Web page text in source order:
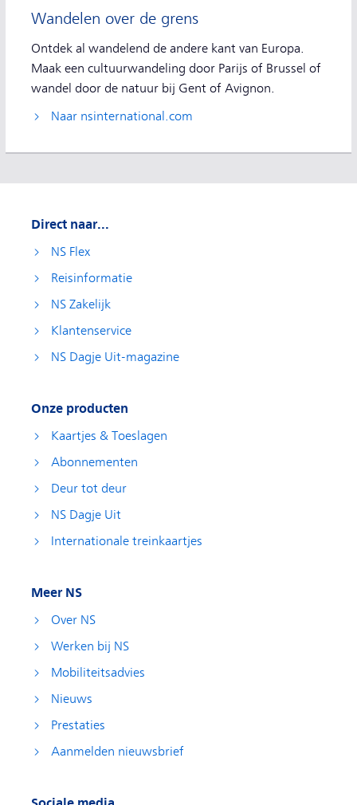
Wandelen over de grens
Ontdek al wandelend de andere kant van Europa.
Maak een cultuurwandeling door Parijs of Brussel of
wandel door de natuur bij Gent of Avignon.
Naar nsinternational.com
Direct naar...
NS Flex
Reisinformatie
NS Zakelijk
Klantenservice
NS Dagje Uit-magazine
Onze producten
Kaartjes & Toeslagen
Abonnementen
Deur tot deur
NS Dagje Uit
Internationale treinkaartjes
Meer NS
Over NS
Werken bij NS
Mobiliteitsadvies
Nieuws
Prestaties
Aanmelden nieuwsbrief